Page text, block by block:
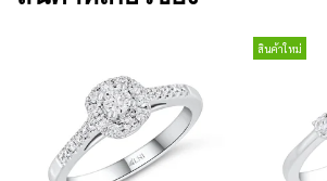
สินค้าใหม่